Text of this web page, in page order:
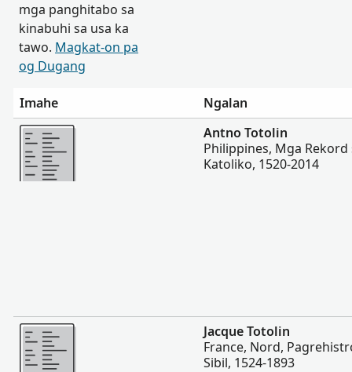
mga panghitabo sa
kinabuhi sa usa ka
tawo. Magkat-on pa
og Dugang
Imahe
Ngalan
Dugang pa
Antno Totolin
Philippines, Mga
Katoliko, 1520-2014
Dugang pa
Jacque Totolin
France, Nord,
Sibil, 1524-1893